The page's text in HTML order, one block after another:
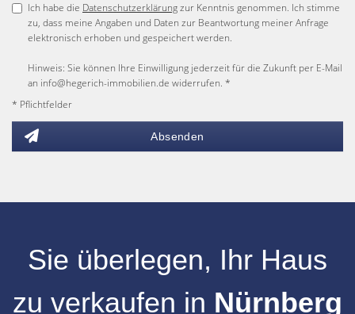
Ich habe die Datenschutzerklärungzur Kenntnis genommen. Ich stimme
zu, dass meine Angaben und Daten zur Beantwortung meiner Anfrage
elektronisch erhoben und gespeichert werden.
Hinweis: Sie können Ihre Einwilligung jederzeit für die Zukunft per E-Mail
an info@hegerich-immobilien.de widerrufen. *
* Pflichtfelder
Absenden
Sie überlegen, Ihr Haus
zu verkaufen in Nürnberg